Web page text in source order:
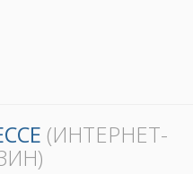
(ИНТЕРНЕТ-